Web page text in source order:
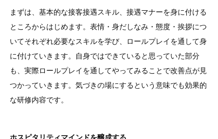
まずは、基本的な接客接遇スキル、接遇マナーを身に付ける
ところからはじめます。表情・身だしなみ・態度・挨拶につ
いてそれぞれ必要なスキルを学び、ロールプレイを通して身
に付けていきます。自身ではできていると思っていた部分
も、実際ロールプレイを通してやってみることで改善点が見
つかっていきます。気づきの場にするという意味でも効果的
な研修内容です。